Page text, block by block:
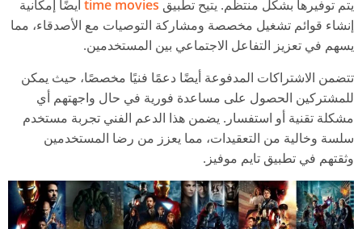
يتم توفيرها بشكل منتظم. يتيح تطبيق time moviesأيضًا إمكانية
إنشاء قوائم تشغيل مخصصة ومشاركة التوصيات مع الأصدقاء، مما
يسهم في تعزيز التفاعل الاجتماعي بين المستخدمين.
تتضمن الاشتراكات المدفوعة أيضًا دعمًا فنيًا مخصصًا، حيث يمكن
للمشتركين الحصول على مساعدة فورية في حال واجهتهم أي
مشكلة تقنية أو استفسار. يضمن هذا الدعم الفني تجربة مستخدم
سلسة وخالية من التعقيدات، مما يعزز من رضا المستخدمين
وثقتهم في تطبيق تايم موفيز.